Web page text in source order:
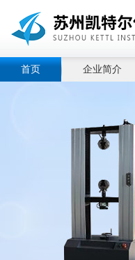
首页 企业简介